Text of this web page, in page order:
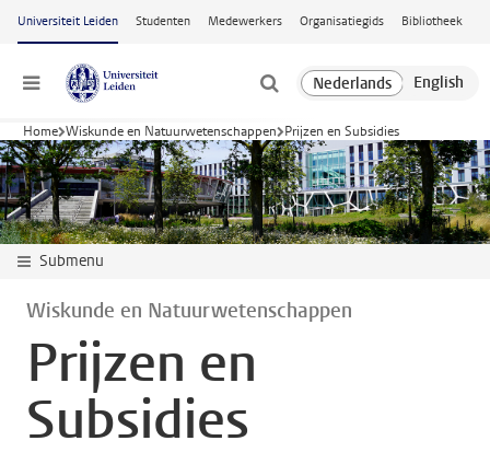
Ga naar hoofdinhoud
Universiteit Leiden Studenten Medewerkers Organisatiegids Bibliotheek
Menu
Home Wiskunde en Natuurwetenschappen Prijzen en Subsidies
Submenu
Wiskunde en Natuurwetenschappen
Prijzen en
Subsidies